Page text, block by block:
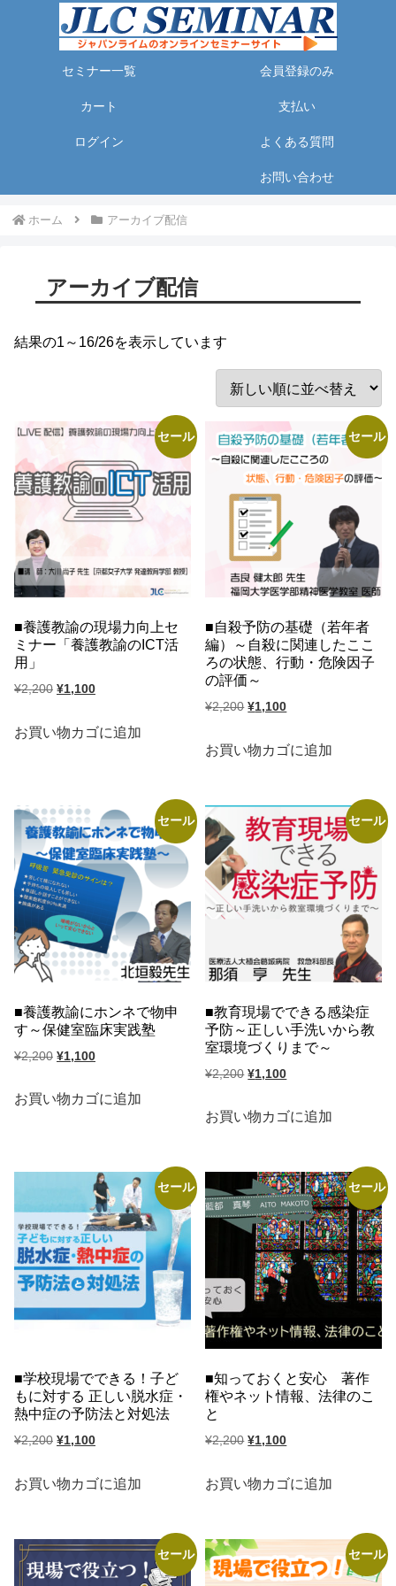
セミナー一覧 会員登録のみ
カート 支払い
ログイン よくある質問
お問い合わせ
ホーム アーカイブ配信
アーカイブ配信
結果の1～16/26を表示しています
セール
養護教諭の現場力向上セ
ミナー「養護教諭のICT活
用」
¥2,200 元
価
で
し
た。
¥1,100現
の
¥1,100
で
す。
お買い物カゴに追加
セール
自殺予防の基礎（若年者
編）～自殺に関連したここ
ろの状態、行動・危険因子
の評価～
¥2,200 元
価
で
た。
¥1,100現
の
¥1,100
で
す。
お買い物カゴに追加
セール
養護教諭にホンネで物申
す～保健室臨床実践塾
¥2,200 元
価
し
た。
¥1,100現
の
¥1,100
で
す。
お買い物カゴに追加
セール
教育現場でできる感染症
予防～正しい手洗いから教
室環境づくりまで～
¥2,200 元
価
¥2,200
で
し
た。
¥1,100現
の
は
¥1,100
で
す。
お買い物カゴに追加
セール
学校現場でできる！子ど
もに対する 正しい脱水症・
熱中症の予防法と対処法
¥2,200 元
価
¥2,200
で
¥1,100現
の
は
¥1,100
お買い物カゴに追加
セール
知っておくと安心 著作
権やネット情報、法律のこ
と
¥2,200 元
価
¥2,200
で
¥1,100現
の
¥1,100
お買い物カゴに追加
セール セール